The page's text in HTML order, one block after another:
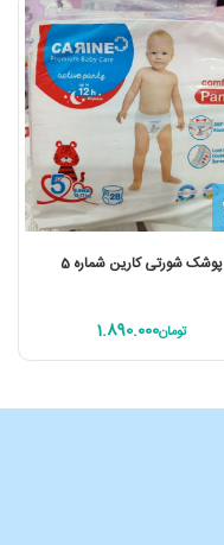
پوشک شورتی کارین شماره 5
تومان1.890.000